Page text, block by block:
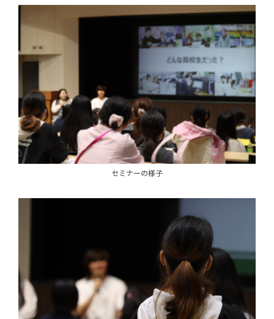
セミナーの様子